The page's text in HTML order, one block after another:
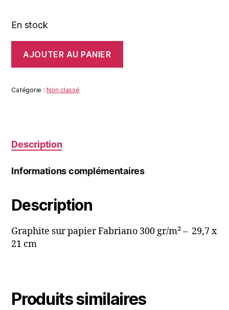
En stock
D'après
Adoration
Paolo
AJOUTER AU PANIER
Catégorie :Non classé
Description
Informations complémentaires
Description
Graphite sur papier Fabriano 300 gr/m² – 29,7 x
21 cm
Produits similaires